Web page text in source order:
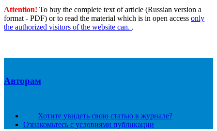
Attention! To buy the complete text of article (Russian version a
format - PDF) or to read the material which is in open access only
the authorized visitors of the website can. .
Авторам
Хотите увидеть свою статью в журнале?
Ознакомьтесь с условиями публикации